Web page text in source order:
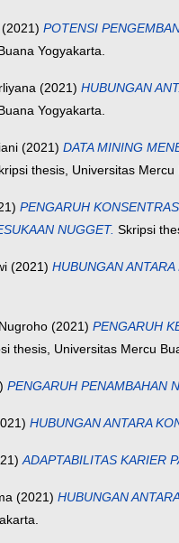
(2021) POTENSI
Yogyakarta.
(2021) HUBUNGAN
Yogyakarta.
(2021) DATA MINING
thesis, Universitas Mercu
PENGARUH
NUGGET. Skripsi
(2021) HUBUNGAN
(2021) PENGARUH
thesis, Universitas Mercu
PENGARUH PENAMBAHAN
HUBUNGAN ANTARA
ADAPTABILITAS KARIER
(2021) HUBUNGAN